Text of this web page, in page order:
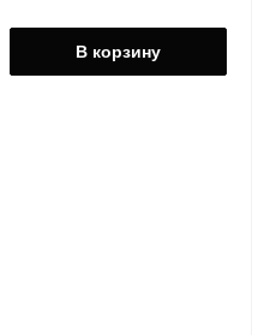
В корзину